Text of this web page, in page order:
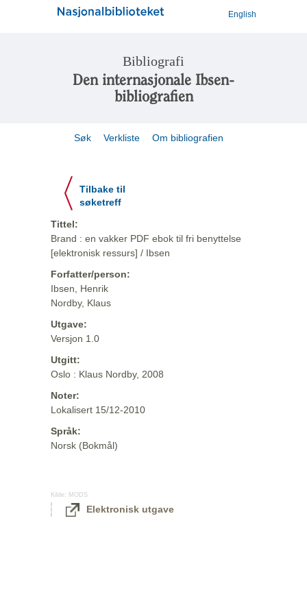
English
Bibliografi
Den internasjonale Ibsen-
bibliografien
Søk Verkliste Om bibliografien
Tilbake til
søketreff
Tittel:
Brand : en vakker PDF ebok til fri benyttelse
[elektronisk ressurs] / Ibsen
Forfatter/person:
Ibsen, Henrik
Nordby, Klaus
Utgave:
Versjon 1.0
Utgitt:
Oslo : Klaus Nordby, 2008
Noter:
Lokalisert 15/12-2010
Språk:
Norsk (Bokmål)
Kilde: MODS
Elektronisk utgave